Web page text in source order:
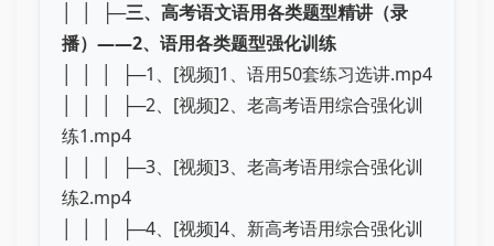
│ │ ├─三、高考语文语用各类题型精讲（录
播）——2、语用各类题型强化训练
│ │ │ ├─1、[视频]1、语用50套练习选讲.mp4
│ │ │ ├─2、[视频]2、老高考语用综合强化训
练1.mp4
│ │ │ ├─3、[视频]3、老高考语用综合强化训
练2.mp4
│ │ │ ├─4、[视频]4、新高考语用综合强化训